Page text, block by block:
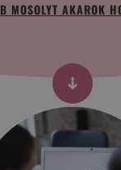
MOSOLYT AKAROK